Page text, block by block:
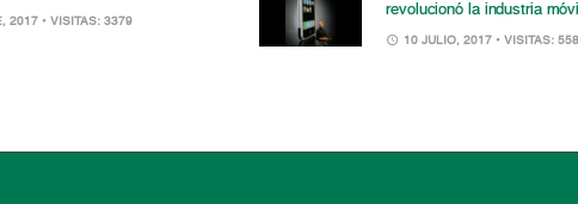
2017 • VISITAS: 3379
revolucionó la industria móvil
10 JULIO, 2017 • VISITAS: